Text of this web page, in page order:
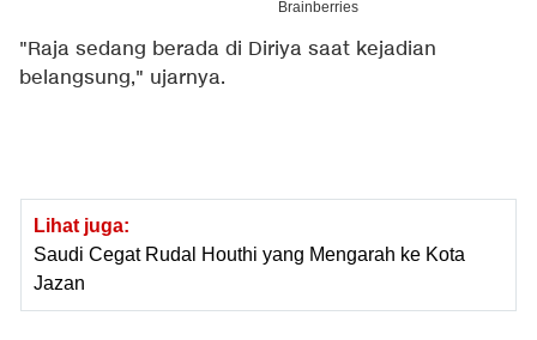
"Raja sedang berada di Diriya saat kejadian
belangsung," ujarnya.
Lihat juga:
Saudi Cegat Rudal Houthi yang Mengarah ke Kota
Jazan